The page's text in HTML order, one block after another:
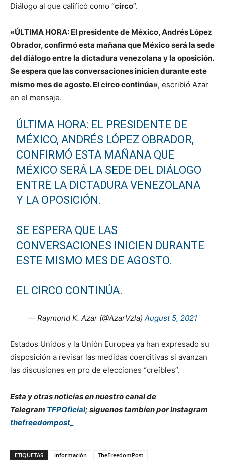
Diálogo al que calificó como “circo”.
«ÚLTIMA HORA: El presidente de México, Andrés López
Obrador, confirmó esta mañana que México será la sede
del diálogo entre la dictadura venezolana y la oposición.
Se espera que las conversaciones inicien durante este
mismo mes de agosto. El circo continúa», escribió Azar
en el mensaje.
ÚLTIMA HORA: EL PRESIDENTE DE
MÉXICO, ANDRÉS LÓPEZ OBRADOR,
CONFIRMÓ ESTA MAÑANA QUE
MÉXICO SERÁ LA SEDE DEL DIÁLOGO
ENTRE LA DICTADURA VENEZOLANA
Y LA OPOSICIÓN.
SE ESPERA QUE LAS
CONVERSACIONES INICIEN DURANTE
ESTE MISMO MES DE AGOSTO.
EL CIRCO CONTINÚA.
— Raymond K. Azar (@AzarVzla) August 5, 2021
Estados Unidos y la Unión Europea ya han expresado su
disposición a revisar las medidas coercitivas si avanzan
las discusiones en pro de elecciones “creíbles”.
Esta y otras noticias en nuestro canal de
Telegram TFPOficial; siguenos tambien por Instagram
thefreedompost_
ETIQUETAS información TheFreedomPost